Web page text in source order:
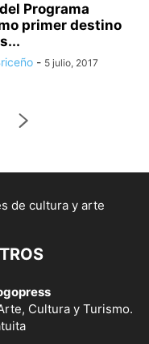
Programa
primer destino
- 5 julio, 2017
Cultura y Turismo.